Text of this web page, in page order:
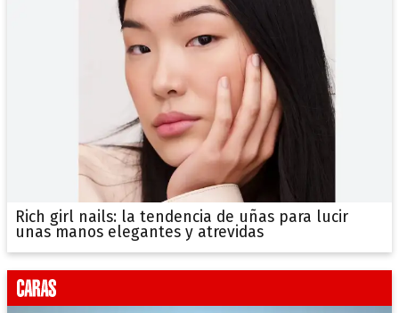
Rich girl nails: la tendencia de uñas para lucir
unas manos elegantes y atrevidas